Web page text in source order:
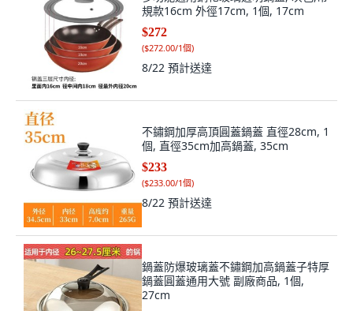
$272
($272.00/1個
8/22預計送達
個, 直徑35cm加高鍋蓋, 35cm
$233
($233.00/1個
8/22預計送達
鍋蓋圓蓋通用大號 副廠商品, 1個,
27cm
$230